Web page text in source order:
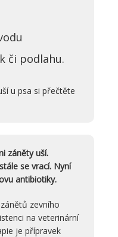
či podlahu.
u psa si přečtěte
záněty uší.
se vrací. Nyní
antibiotiky.
zevního
na veterinární
je přípravek